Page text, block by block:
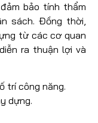
bảo tính thẩm
sách. Đồng thời,
từ các cơ quan
ra thuận lợi và
trí công năng.
dựng.